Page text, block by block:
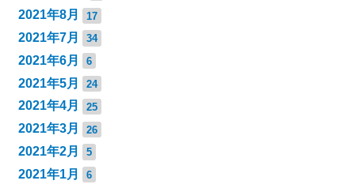
2021年8月 17
2021年7月 34
2021年6月 6
2021年5月 24
2021年4月 25
2021年3月 26
2021年2月 5
2021年1月 6